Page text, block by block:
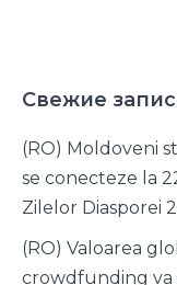
Свежие
(RO) Moldoveni
se conecteze la
Zilelor Diasporei
(RO) Valoarea
crowdfunding va